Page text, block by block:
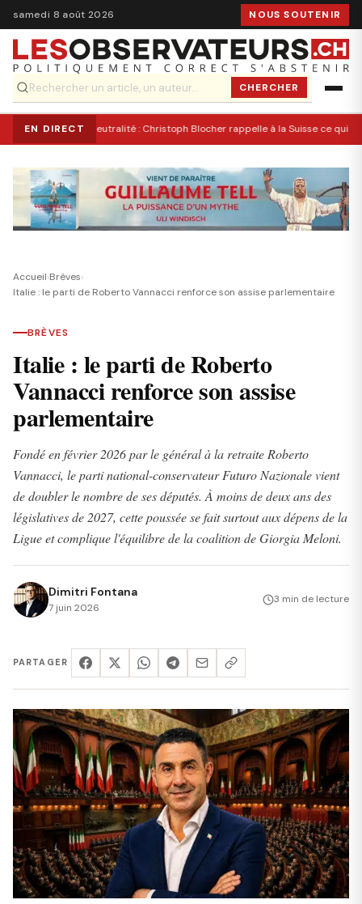
samedi 8 août 2026 NOUS SOUTENIR
CHERCHER
EN DIRECT Neutralité : Christoph Blocher rappelle à la Suisse ce qui l’a
Accueil›Brèves›
Italie : le parti de Roberto Vannacci renforce son assise parlementaire
BRÈVES
Italie : le parti de Roberto
Vannacci renforce son assise
parlementaire
Fondé en février 2026 par le général à la retraite Roberto
Vannacci, le parti national-conservateur Futuro Nazionale vient
de doubler le nombre de ses députés. À moins de deux ans des
législatives de 2027, cette poussée se fait surtout aux dépens de la
Ligue et complique l'équilibre de la coalition de Giorgia Meloni.
Dimitri Fontana
7 juin 2026
3 min de lecture
PARTAGER